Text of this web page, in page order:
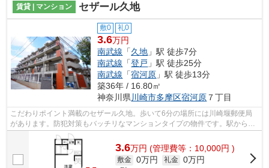
賃貸 | マンション セザール久地
敷0 礼0
3.6万円
南武線 「久地 」駅 徒歩7分
南武線 「登戸 」駅 徒歩25分
南武線 「宿河原 」駅 徒歩13分
築36年 / 16.80㎡
神奈川県 川崎市多摩区宿河原 ７丁目
こだわりポイント満載のセザール久地。歩いて6分の場所には川崎堰郵便局
があります。防犯対策もバッチリなマンションタイプの物件です。駅から徒
歩7分に立地する物件です。川崎市多摩...
3.6万円 (管理費等：10,000円 )
敷金 0万円 礼金 0万円